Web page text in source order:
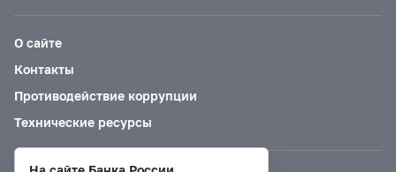
О сайте
Контакты
Противодействие коррупции
Технические ресурсы